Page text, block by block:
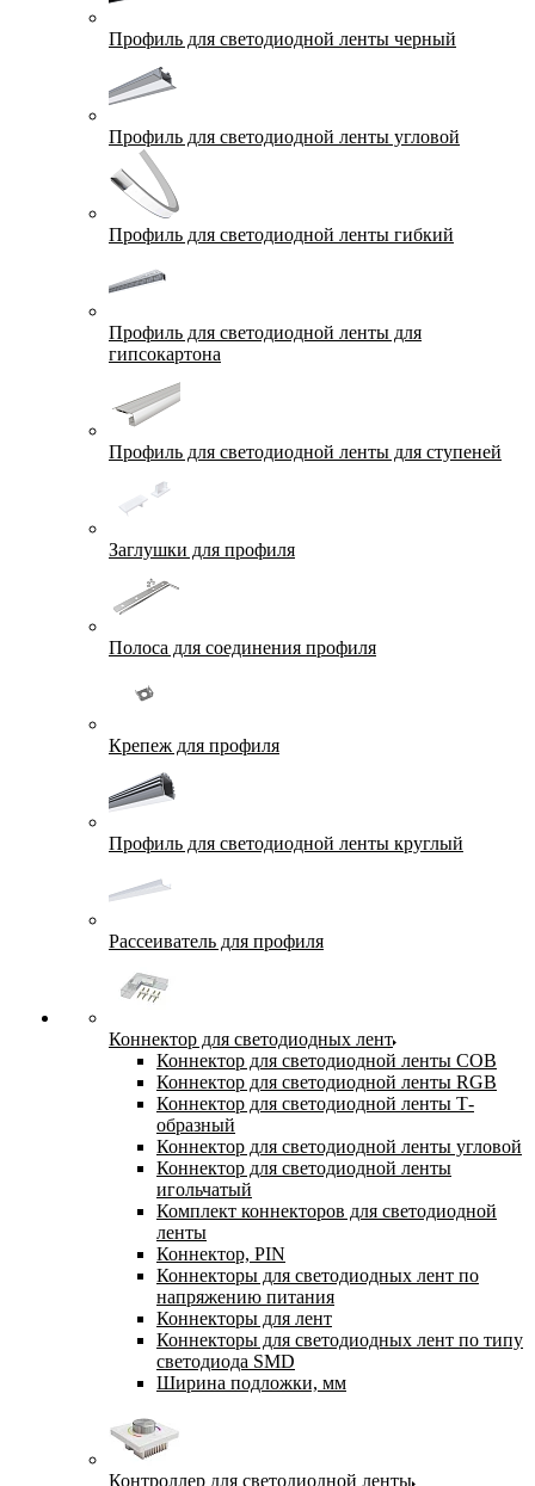
Профиль для светодиодной ленты черный
Профиль для светодиодной ленты угловой
Профиль для светодиодной ленты гибкий
Профиль для светодиодной ленты для
гипсокартона
Профиль для светодиодной ленты для ступеней
Заглушки для профиля
Полоса для соединения профиля
Крепеж для профиля
Профиль для светодиодной ленты круглый
Рассеиватель для профиля
Коннектор для светодиодных лент
Коннектор для светодиодной ленты COB
Коннектор для светодиодной ленты RGB
Коннектор для светодиодной ленты Т-
образный
Коннектор для светодиодной ленты угловой
Коннектор для светодиодной ленты
игольчатый
Комплект коннекторов для светодиодной
ленты
Коннектор, PIN
Коннекторы для светодиодных лент по
напряжению питания
Коннекторы для лент
Коннекторы для светодиодных лент по типу
светодиода SMD
Ширина подложки, мм
Контроллер для светодиодной ленты